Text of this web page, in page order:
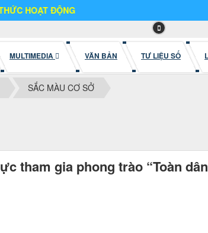
ĐỘNG
MULTIMEDIA VĂN BẢN TƯ LIỆU SỐ
SẮC MÀU CƠ SỞ
tham gia phong trào “Toàn